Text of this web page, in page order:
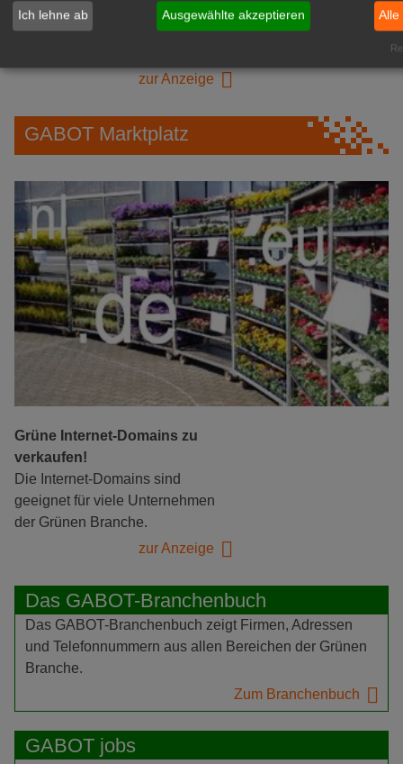
grünen Branche
Repräsentative Immobilie für
zur Anzeige
GABOT Marktplatz
Grüne Internet-Domains zu
verkaufen!
Die Internet-Domains sind
geeignet für viele Unternehmen
der Grünen Branche.
zur Anzeige
Das GABOT-Branchenbuch
Das GABOT-Branchenbuch zeigt Firmen, Adressen
und Telefonnummern aus allen Bereichen der Grünen
Branche.
Zum Branchenbuch
GABOT jobs
Ich lehne ab Ausgewählte akzeptieren Alle